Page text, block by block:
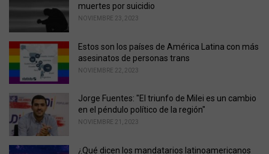
muertes por suicidio
NOVIEMBRE 23, 2023
Estos son los países de América Latina con más
asesinatos de personas trans
NOVIEMBRE 22, 2023
Jorge Fuentes: "El triunfo de Milei es un cambio
en el péndulo político de la región"
NOVIEMBRE 21, 2023
¿Qué dicen los mandatarios latinoamericanos